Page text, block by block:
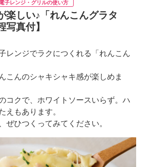
け
よ
う
N
エ
ュ
ケ
ー
ナ
ル
電子レンジ・グリルの使い方
楽しい♪「れんこんグラタ
写真付】
レンジでラクにつくれる「れんこん
こんのシャキシャキ感が楽しめま
コクで、ホワイトソースいらず。ハ
えもあります。
ぜひつくってみてください。